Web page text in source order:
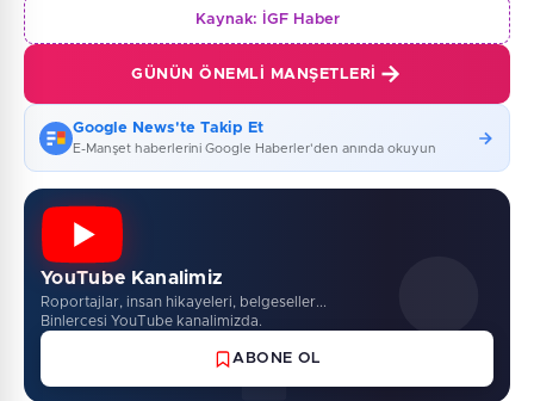
Kaynak: İGF Haber
GÜNÜN ÖNEMLI MANŞETLERI
Google News'te Takip Et
E-Manşet haberlerini Google Haberler'den anında okuyun
YouTube Kanalimiz
Roportajlar, insan hikayeleri, belgeseller...
Binlercesi YouTube kanalimizda.
ABONE OL